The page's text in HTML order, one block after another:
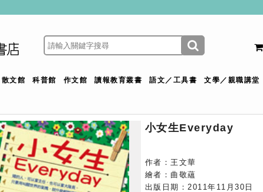
散文館 科普館 作文館 讀報教育叢書 語文／工具書 文學／親職講堂
小女生Everyday
作者：王文華
繪者：曲敬蘊
出版日期：2011年11月30日